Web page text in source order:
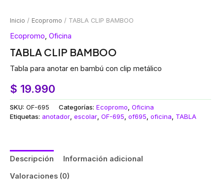
Inicio / Ecopromo / TABLA CLIP BAMBOO
Ecopromo, Oficina
TABLA CLIP BAMBOO
Tabla para anotar en bambú con clip metálico
$ 19.990
SKU: OF-695 Categorías: Ecopromo Oficina
Etiquetas: anotador escolar OF-695 of695 oficina TABLA
Descripción
Información adicional
Valoraciones (0)